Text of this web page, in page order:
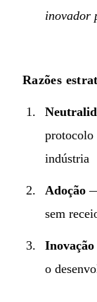
inovador
Razões
protocolo
indústria
Adoção
sem
Inovação
o